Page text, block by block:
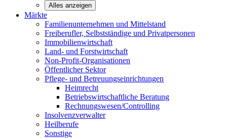
Alles anzeigen
Märkte
Familienunternehmen und Mittelstand
Freiberufler, Selbstständige und Privatpersonen
Immobilienwirtschaft
Land- und Forstwirtschaft
Non-Profit-Organisationen
Öffentlicher Sektor
Pflege- und Betreuungseinrichtungen
Heimrecht
Betriebswirtschaftliche Beratung
Rechnungswesen/Controlling
Insolvenzverwalter
Heilberufe
Sonstige